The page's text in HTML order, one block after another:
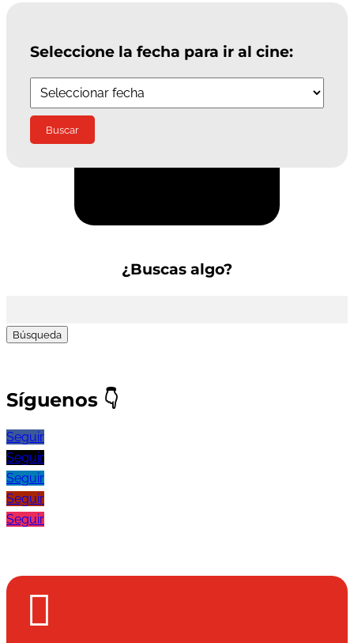
Seleccione la fecha para ir al cine:
¿Buscas algo?
Síguenos 👇
Seguir
Seguir
Seguir
Seguir
Seguir
